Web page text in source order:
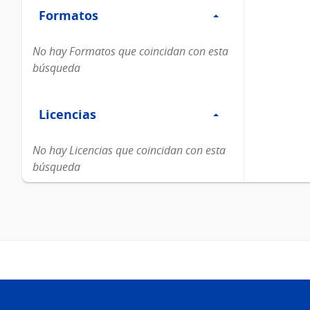
Formatos
Formatos
No hay Formatos que coincidan con esta
búsqueda
Licencias
Licencias
No hay Licencias que coincidan con esta
búsqueda